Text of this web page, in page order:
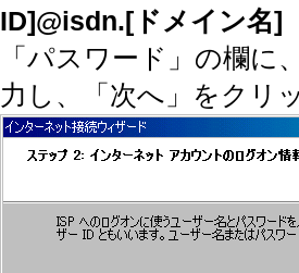
ID]@isdn.[ドメイン名]
「パスワード」の欄に
力し、「次へ」をクリ